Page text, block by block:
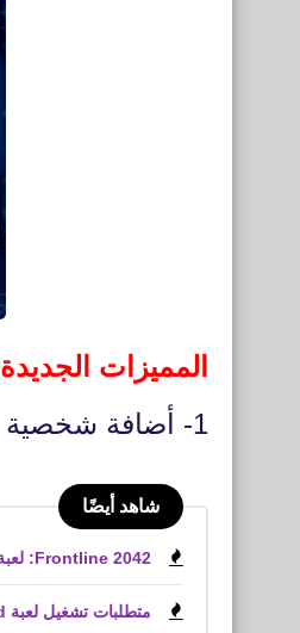
المميزات الجديدة
1- أضافة شخصية جديدة باسم لوكوتا
شاهد أيضًا
Frontline 2042: لعبة حرب FPS
متطلبات تشغيل لعبة Halo: Campaign Evolved على الكمبيوتر الشخصي